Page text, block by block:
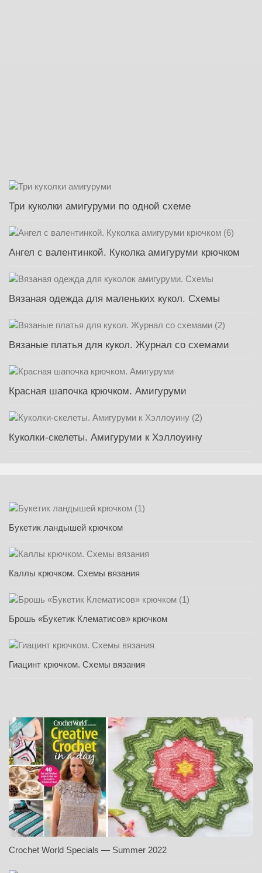
Три куколки амигуруми по одной схеме
Ангел с валентинкой. Куколка амигуруми крючком
Вязаная одежда для маленьких кукол. Схемы
Вязаные платья для кукол. Журнал со схемами
Красная шапочка крючком. Амигуруми
Куколки-скелеты. Амигуруми к Хэллоуину
Букетик ландышей крючком
Каллы крючком. Схемы вязания
Брошь «Букетик Клематисов» крючком
Гиацинт крючком. Схемы вязания
Crochet World Specials — Summer 2022